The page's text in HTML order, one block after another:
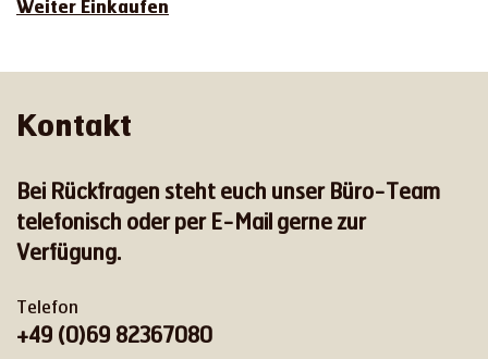
Weiter Einkaufen
Kontakt
Bei Rückfragen steht euch unser Büro-Team
telefonisch oder per E-Mail gerne zur
Verfügung.
Telefon
+49 (0)69 82367080